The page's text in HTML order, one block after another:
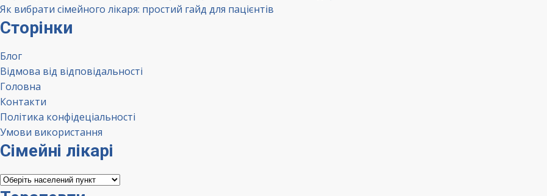
Як вибрати сімейного лікаря: простий гайд для пацієнтів
Сторінки
Блог
Відмова від відповідальності
Головна
Контакти
Політика конфідеціальності
Умови використання
Сімейні лікарі
Сімейні